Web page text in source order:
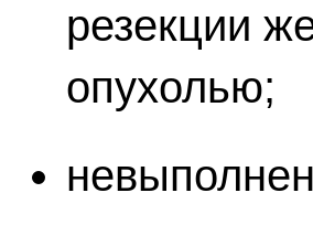
резекции
опухолью;